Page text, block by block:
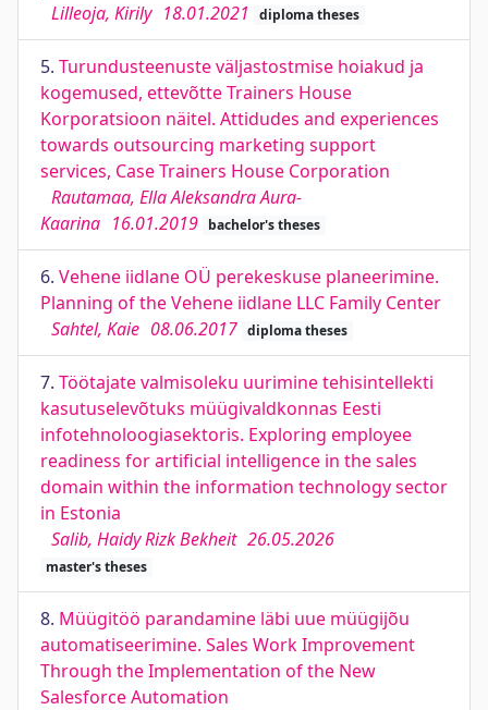
Lilleoja, Kirily 18.01.2021 diploma theses
5. Turundusteenuste väljastostmise hoiakud ja
kogemused, ettevõtte Trainers House
Korporatsioon näitel. Attidudes and experiences
towards outsourcing marketing support
services, Case Trainers House Corporation
Rautamaa, Ella Aleksandra Aura-
Kaarina 16.01.2019 bachelor's theses
6. Vehene iidlane OÜ perekeskuse planeerimine.
Planning of the Vehene iidlane LLC Family Center
Sahtel, Kaie 08.06.2017 diploma theses
7. Töötajate valmisoleku uurimine tehisintellekti
kasutuselevõtuks müügivaldkonnas Eesti
infotehnoloogiasektoris. Exploring employee
readiness for artificial intelligence in the sales
domain within the information technology sector
in Estonia
Salib, Haidy Rizk Bekheit 26.05.2026
master's theses
8. Müügitöö parandamine läbi uue müügijõu
automatiseerimine. Sales Work Improvement
Through the Implementation of the New
Salesforce Automation